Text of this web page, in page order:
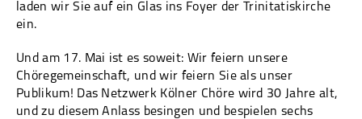
laden wir Sie auf ein Glas ins Foyer der Trinitatiskirche
ein.
Und am 17. Mai ist es soweit: Wir feiern unsere
Chöregemeinschaft, und wir feiern Sie als unser
Publikum! Das Netzwerk Kölner Chöre wird 30 Jahre alt,
und zu diesem Anlass besingen und bespielen sechs